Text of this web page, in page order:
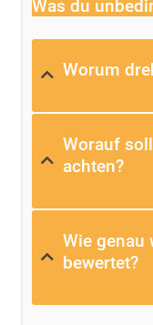
Was du
Worum
Worauf
achten?
Wie genau
bewertet?